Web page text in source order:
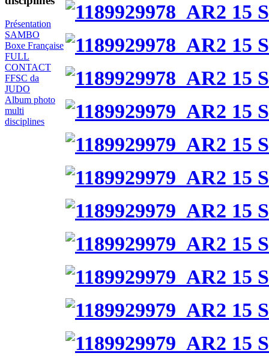
Présentation
SAMBO
Boxe Française
FULL
CONTACT
FFSC da
JUDO
Album photo
multi
disciplines